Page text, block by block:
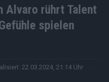
Alvaro rührt Talent
spielen
22.03.2024, 21:14 Uhr
·